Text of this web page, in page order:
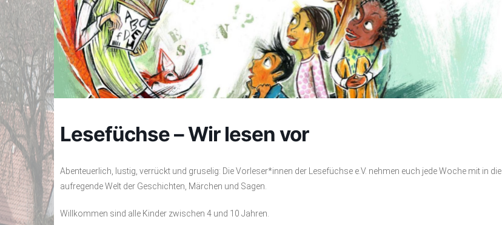
Lesefüchse – Wir lesen vor
Abenteuerlich, lustig, verrückt und gruselig: Die Vorleser*innen der Lesefüchse e.V. nehmen euch jede Woche mit in die
aufregende Welt der Geschichten, Märchen und Sagen.
Willkommen sind alle Kinder zwischen 4 und 10 Jahren.